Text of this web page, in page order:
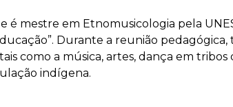
mestre em Etnomusicologia pela
Durante a reunião
como a música, artes, dança em tribos
indígena.